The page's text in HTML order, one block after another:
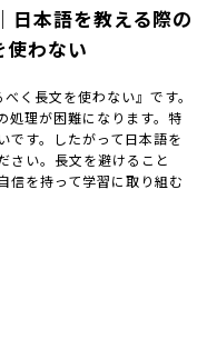
日本語を教える際の
わない
く長文を使わない』です。
処理が困難になります。特
です。したがって日本語を
さい。長文を避けること
信を持って学習に取り組む